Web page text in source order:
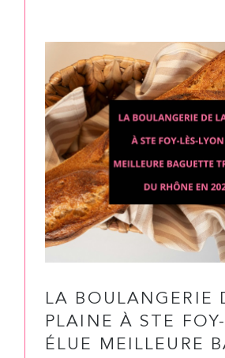
LA BOULANGERIE
PLAINE À STE
ÉLUE MEILLEURE